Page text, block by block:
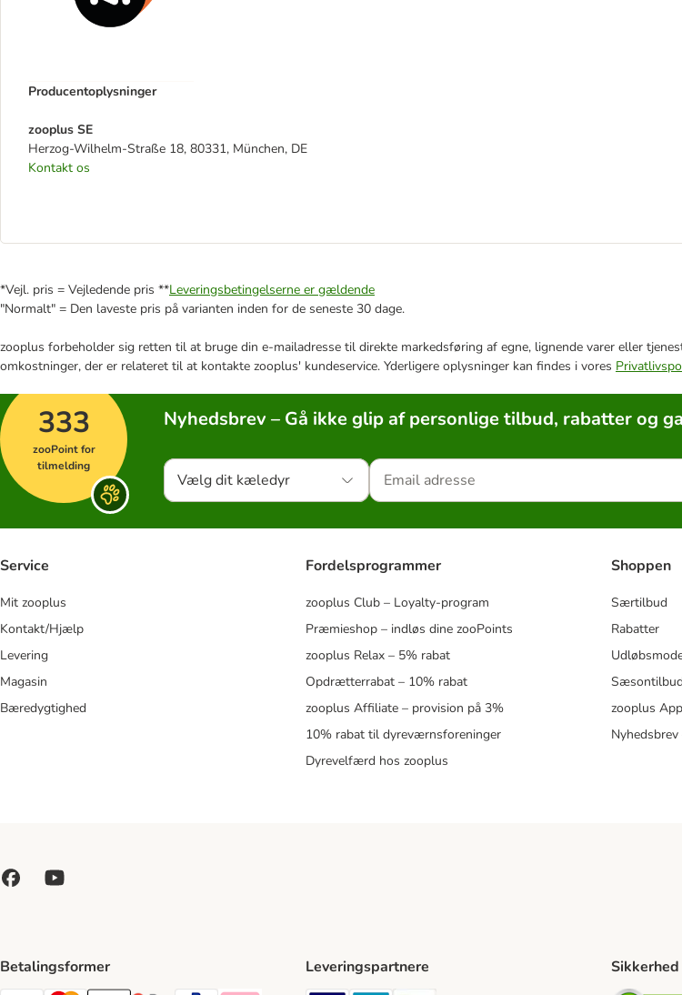
Producentoplysninger
zooplus SE
Herzog-Wilhelm-Straße 18, 80331, München, DE
Kontakt os
*Vejl. pris = Vejledende pris **Leveringsbetingelserne er gældende
"Normalt" = Den laveste pris på varianten inden for de seneste 30 dage.
zooplus forbeholder sig retten til at bruge din e-mailadresse til direkte markedsføring af egne, lignende varer eller
omkostninger, der er relateret til at kontakte zooplus' kundeservice. Yderligere oplysninger kan findes i vores
333
zooPoint for
tilmelding
Nyhedsbrev – Gå ikke glip af personlige tilbud, rabatter og
Vælg dit kæledyr
Service
Mit zooplus
Kontakt/Hjælp
Levering
Magasin
Bæredygtighed
Fordelsprogrammer
zooplus Club – Loyalty-program
Præmieshop – indløs dine zooPoints
zooplus Relax – 5% rabat
Opdrætterrabat – 10% rabat
zooplus Affiliate – provision på 3%
10% rabat til dyreværnsforeninger
Dyrevelfærd hos zooplus
Shoppen
Særtilbud
Rabatter
Sæsontilbud
zooplus App
Betalingsformer Leveringspartnere Sikkerhed